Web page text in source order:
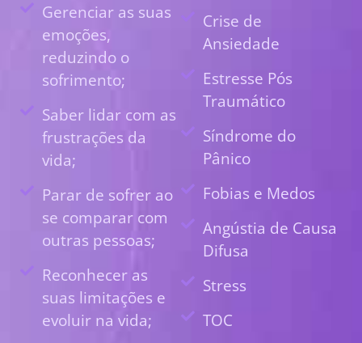
Gerenciar as suas
emoções,
reduzindo o
sofrimento;
Saber lidar com as
frustrações da
vida;
Parar de sofrer ao
se comparar com
outras pessoas;
Reconhecer as
suas limitações e
evoluir na vida;
Crise de
Ansiedade
Estresse Pós
Traumático
Síndrome do
Pânico
Fobias e Medos
Angústia de Causa
Difusa
Stress
TOC